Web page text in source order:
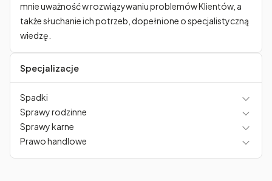
mnie uważność w rozwiązywaniu problemów Klientów, a
także słuchanie ich potrzeb, dopełnione o specjalistyczną
wiedzę.
Specjalizacje
Spadki
Sprawy rodzinne
Sprawy karne
Prawo handlowe